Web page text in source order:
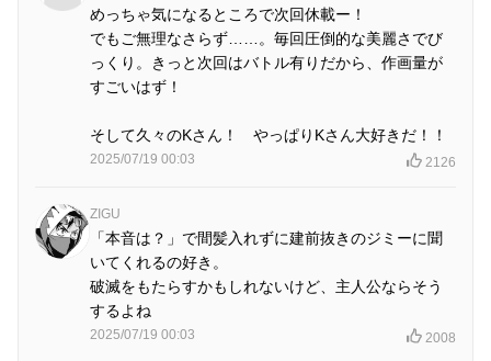
めっちゃ気になるところで次回休載ー！
でもご無理なさらず……。毎回圧倒的な美麗さでび
っくり。きっと次回はバトル有りだから、作画量が
すごいはず！
そして久々のKさん！ やっぱりKさん大好きだ！！
2025/07/19 00:03 2126
ZIGU
「本音は？」で間髪入れずに建前抜きのジミーに聞
いてくれるの好き。
破滅をもたらすかもしれないけど、主人公ならそう
するよね
2025/07/19 00:03 2008